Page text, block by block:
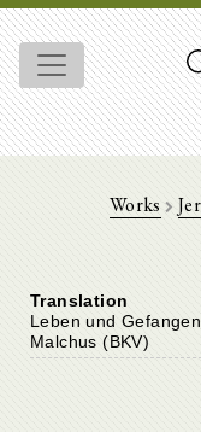
Works
Translation
Leben und
Malchus (BKV)